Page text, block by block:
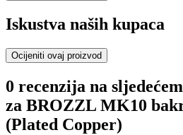
Iskustva naših kupaca
Ocijeniti ovaj proizvod
0 recenzija na
za BROZZL MK10
(Plated Copper)